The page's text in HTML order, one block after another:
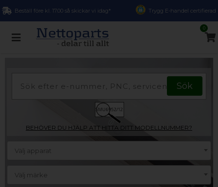
Beställ före kl. 17.00 så skickar vi idag* Trygg E-handel certifierad
0
BEHÖVER DU HJÄLP ATT HITTA DITT MODELLNUMMER?
Välj apparat
Välj märke